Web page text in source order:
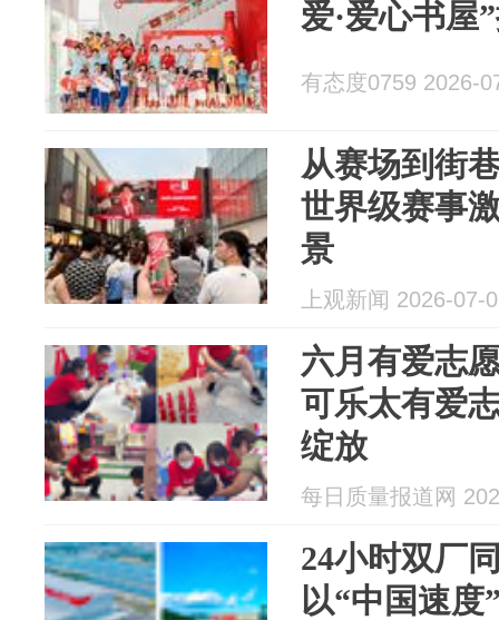
爱·爱心书屋
有态度0759 2026-
从赛场到街
世界级赛事
景
上观新闻 2026-07-
六月有爱志
可乐太有爱
绽放
每日质量报道网
24小时双厂
以“中国速度